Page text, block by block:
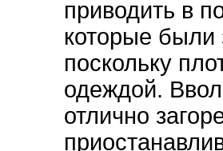
приводить в
которые
поскольку
одеждой.
отлично